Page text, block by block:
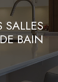
SALLES
DE BAIN